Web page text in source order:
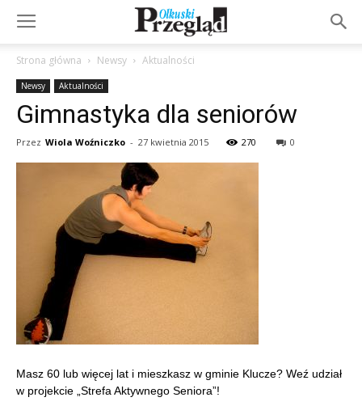
Strona główna Newsy Aktualności
Newsy Aktualności
Gimnastyka dla seniorów
Przez Wiola Woźniczko - 27 kwietnia 2015 270 0
Masz 60 lub więcej lat i mieszkasz w gminie Klucze? Weź udział
w projekcie „Strefa Aktywnego Seniora”!